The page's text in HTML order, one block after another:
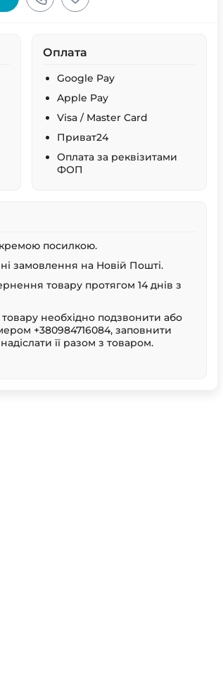
Оплата
Google Pay
Apple Pay
Visa / Master Card
Приват24
Оплата за реквізитами
ФОП
посилкою.
замовлення на Новій Пошті.
товару протягом 14 днів з
необхідно подзвонити або
+380984716084, заповнити
її разом з товаром.